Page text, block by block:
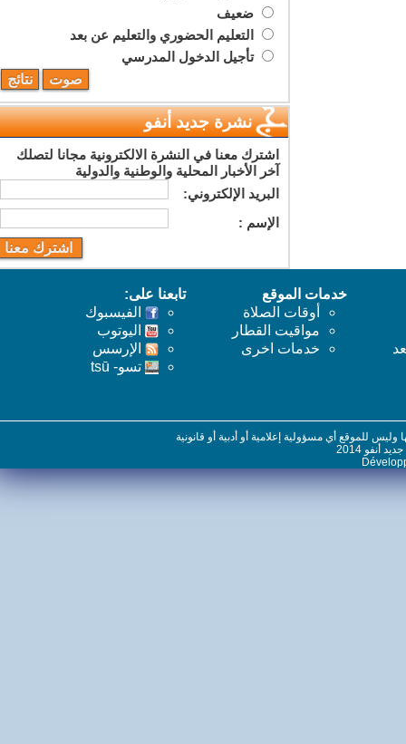
ضعيف
التعليم الحضوري والتعليم عن بعد
تأجيل الدخول المدرسي
نشرة جديد أنفو
اشترك معنا في النشرة الالكترونية مجانا لتصلك
آخر الأخبار المحلية والوطنية والدولية
البريد اﻹلكتروني:
اﻹسم :
خدمات الموقع
أوقات الصلاة
مواقيت القطار
خدمات اخرى
تابعنا على:
الفيسبوك
اليوتوب
اﻹرسس
تسو- tsū
للموقع أي مسؤولية إعلامية أو أدبية أو قانونية
2014